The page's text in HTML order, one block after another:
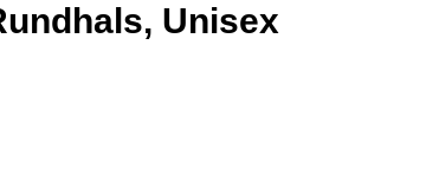
Unisex